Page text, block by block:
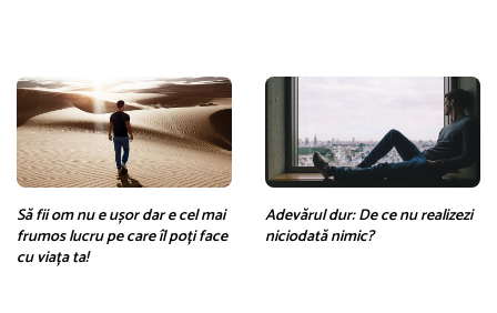
Să fii om nu e ușor dar e cel mai
frumos lucru pe care îl poți face
cu viața ta!
Adevărul dur: De ce nu realizezi
niciodată nimic?